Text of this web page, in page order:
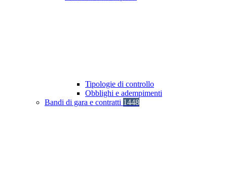
Tipologie di controllo
Obblighi e adempimenti
Bandi di gara e contratti 1448